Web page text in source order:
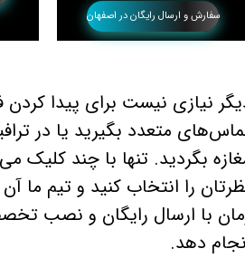
سفارش و ارسال رایگان در اصفهان
نیازی نیست برای پیدا کردن
متعدد بگیرید یا در
بگردید. تنها با چند کلیک
را انتخاب کنید و تیم ما آن
با ارسال رایگان و نصب
دهد.